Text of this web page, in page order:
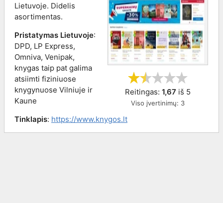
Reitingas: 1,67 iš 5
Viso įvertinimų: 3
Lietuvoje. Didelis
asortimentas.
Pristatymas Lietuvoje:
DPD, LP Express,
Omniva, Venipak,
knygas taip pat galima
atsiimti fiziniuose
knygynuose Vilniuje ir
Kaune
Tinklapis: https://www.knygos.lt